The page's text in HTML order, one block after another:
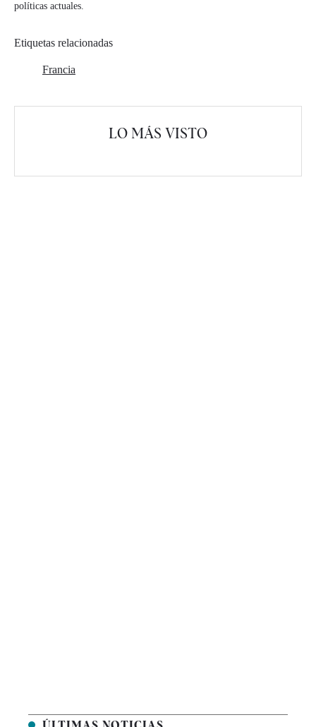
políticas actuales.
Etiquetas relacionadas
Francia
LO MÁS VISTO